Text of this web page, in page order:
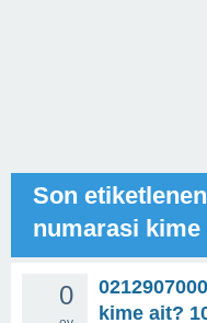
Son
numarasi kime
0
kime ait?